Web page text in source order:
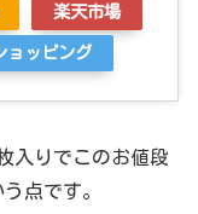
楽天市場
ョッピング
入りでこのお値段
点です。